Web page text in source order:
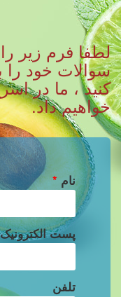
لطفا فرم زیر
کنید ، ما در
خواهیم داد.
نام *
پست
تلفن